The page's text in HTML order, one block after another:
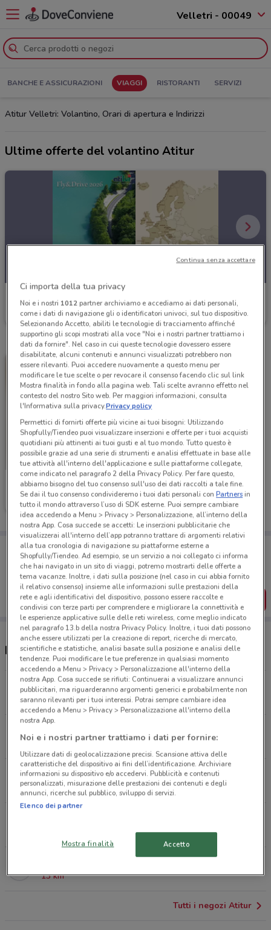
Velletri - 00049
BANCHE E ASSICURAZIONI VIAGGI RISTORANTI SERVIZI
Atitur Velletri: Volantino, Orari di apertura e Indirizzi
Ultime offerte del volantino Atitur
Atitur
Scade il 21/12 6.1 km
Atitur
Scade il 31/12 6.1 km
Porta DoveConviene sempre con te!
Puoi trovare le migliori offerte dei negozi vicino a te,
salvarle e creare la tua lista del risparmio, comodamente
dal tuo cellulare.
SCARICA L’APP
Negozi Atitur a Velletri
Piazza Santa Eurosia 61 Lariano
6.1 km
7.3 km
Piazza Caduti in Guerra 1 Cisterna Di Latina
12.1 km
13 km
Tutti i negozi Atitur
Ci importa della tua privacy
Noi e i nostri 1012partner archiviamo e accediamo ai dati personali,
come i dati di navigazione gli o identificatori univoci, sul tuo dispositivo.
Selezionando Accetto, abiliti le tecnologie di tracciamento affinché
supportino gli scopi mostrati alla voce "Noi e i nostri partner trattiamo i
dati da fornire". Nel caso in cui queste tecnologie dovessero essere
disabilitate, alcuni contenuti e annunci visualizzati potrebbero non
essere rilevanti. Puoi accedere nuovamente a questo menu per
modificare le tue scelte o per revocare il consenso facendo clic sul link
Mostra finalità in fondo alla pagina web. Tali scelte avranno effetto nel
contesto del nostro Sito web. Per maggiori informazioni, consulta
l'Informativa sulla privacy.Privacy policy
Permettici di fornirti offerte più vicine ai tuoi bisogni: Utilizzando
Shopfully/Tiendeo puoi visualizzare inserzioni e offerte per i tuoi acquisti
quotidiani più attinenti ai tuoi gusti e al tuo mondo. Tutto questo è
possibile grazie ad una serie di strumenti e analisi effettuate in base alle
tue attività all'interno dell'applicazione e sulle piattaforme collegate,
come indicato nel paragrafo 2 della Privacy Policy. Per fare questo,
abbiamo bisogno del tuo consenso sull'uso dei dati raccolti a tale fine.
Se dai il tuo consenso condivideremo i tuoi dati personali conPartnersin
tutto il mondo attraverso l’uso di SDK esterne. Puoi sempre cambiare
idea accedendo a Menu > Privacy > Personalizzazione, all’interno della
nostra App. Cosa succede se accetti: Le inserzioni pubblicitarie che
visualizzerai all'interno dell’app potranno trattare di argomenti relativi
alla tua cronologia di navigazione su piattaforme esterne a
Shopfully/Tiendeo. Ad esempio, se un servizio a noi collegato ci informa
che hai navigato in un sito di viaggi, potremo mostrarti delle offerte a
tema vacanze. Inoltre, i dati sulla posizione (nel caso in cui abbia fornito
il relativo consenso) insieme alle informazioni sulle prestazioni della
rete e agli identificativi del dispositivo, possono essere raccolte e
condivisi con terze parti per comprendere e migliorare la connettività e
le esperienze applicative sulle delle reti wireless, come meglio indicato
nel paragrafo 13.b della nostra Privacy Policy. Inoltre, i tuoi dati possono
anche essere utilizzati per la creazione di report, ricerche di mercato,
scientifiche e statistiche, analisi basate sulla posizione e analisi delle
tendenze. Puoi modificare le tue preferenze in qualsiasi momento
accedendo a Menu > Privacy > Personalizzazione all'interno della
nostra App. Cosa succede se rifiuti: Continuerai a visualizzare annunci
pubblicitari, ma riguarderanno argomenti generici e probabilmente non
saranno rilevanti per i tuoi interessi. Potrai sempre cambiare idea
accedendo a Menu > Privacy > Personalizzazione all'interno della
nostra App.
Noi e i nostri partner trattiamo i dati per fornire:
Utilizzare dati di geolocalizzazione precisi. Scansione attiva delle
caratteristiche del dispositivo ai fini dell’identificazione. Archiviare
informazioni su dispositivo e/o accedervi. Pubblicità e contenuti
personalizzati, misurazione delle prestazioni dei contenuti e degli
annunci, ricerche sul pubblico, sviluppo di servizi.
Elenco dei partner
Mostra finalità Accetto
Continua senza accettare